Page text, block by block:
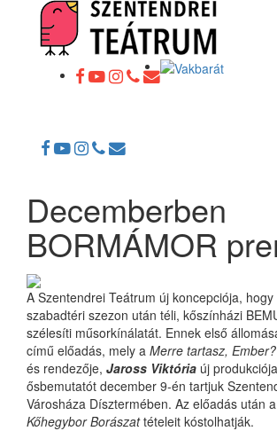
Decemberben
BORMÁMOR
A Szentendrei Teátrum új koncepciója,
szabadtéri szezon után téli, kőszínházi
szélesíti műsorkínálatát. Ennek első
című előadás, mely a Merre tartasz, Ember?
és rendezője, Jaross Viktória új
ősbemutatót december 9-én tartjuk
Városháza Dísztermében. Az előadás után
Kőhegybor Borászattételeit kóstolhatják.